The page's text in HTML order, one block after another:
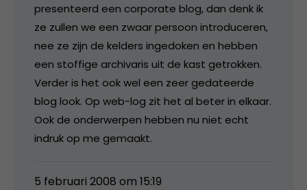
presenteerd een corporate blog, dan denk ik
ze zullen we een zwaar persoon introduceren,
nee ze zijn de kelders ingedoken en hebben
een stoffige archivaris uit de kast getrokken.
Verder is het ook wel een zeer gedateerde
blog look. Op web-log zit het al beter in elkaar.
Ook de onderwerpen hebben nu niet echt
indruk op me gemaakt.
5 februari 2008 om 15:19